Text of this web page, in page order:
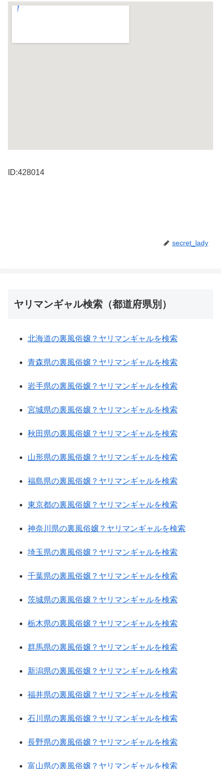
ID:428014
secret_lady
ヤリマンギャル検索（都道府県別）
北海道の裏風俗嬢？ヤリマンギャルを検索
青森県の裏風俗嬢？ヤリマンギャルを検索
岩手県の裏風俗嬢？ヤリマンギャルを検索
宮城県の裏風俗嬢？ヤリマンギャルを検索
秋田県の裏風俗嬢？ヤリマンギャルを検索
山形県の裏風俗嬢？ヤリマンギャルを検索
福島県の裏風俗嬢？ヤリマンギャルを検索
東京都の裏風俗嬢？ヤリマンギャルを検索
神奈川県の裏風俗嬢？ヤリマンギャルを検索
埼玉県の裏風俗嬢？ヤリマンギャルを検索
千葉県の裏風俗嬢？ヤリマンギャルを検索
茨城県の裏風俗嬢？ヤリマンギャルを検索
栃木県の裏風俗嬢？ヤリマンギャルを検索
群馬県の裏風俗嬢？ヤリマンギャルを検索
新潟県の裏風俗嬢？ヤリマンギャルを検索
福井県の裏風俗嬢？ヤリマンギャルを検索
石川県の裏風俗嬢？ヤリマンギャルを検索
長野県の裏風俗嬢？ヤリマンギャルを検索
富山県の裏風俗嬢？ヤリマンギャルを検索